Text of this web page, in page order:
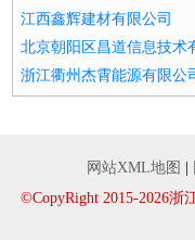
江西鑫辉建材有限公司
北京朝阳区昌道信息技术
浙江衢州杰霄能源有限公
网站XML地图
©CopyRight 2015-2026浙